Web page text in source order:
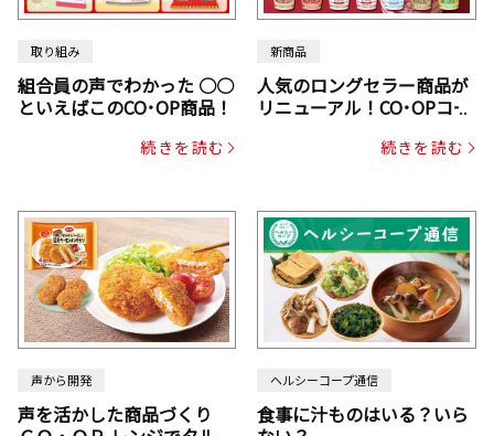
取り組み
組合員の声でわかった ○○
といえばこのCO･OP商品！
続きを読む
新商品
人気のロングセラー商品が
リニューアル！CO･OPコー
続きを読む
声から開発
声を活かした商品づくり
ヘルシーコープ通信
食事に汁ものはいる？いら